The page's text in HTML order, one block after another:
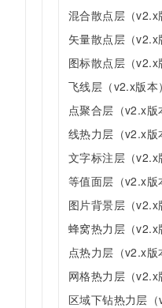
混合散点层（v2.x
矢量散点层（v2.x
图标散点层（v2.x
飞线层（v2.x版本）
点聚合层（v2.x版
线热力层（v2.x版
文字标注层（v2.x
等值面层（v2.x版
图片背景层（v2.x
蜂窝热力层（v2.x
点热力层（v2.x版
网格热力层（v2.x
区域下钻热力层（